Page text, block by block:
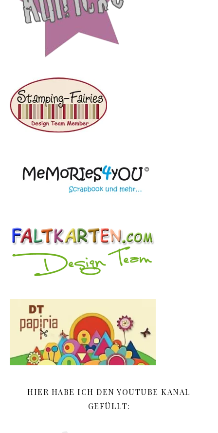
HIER HABE ICH DEN YOUTUBE KANAL
GEFÜLLT: